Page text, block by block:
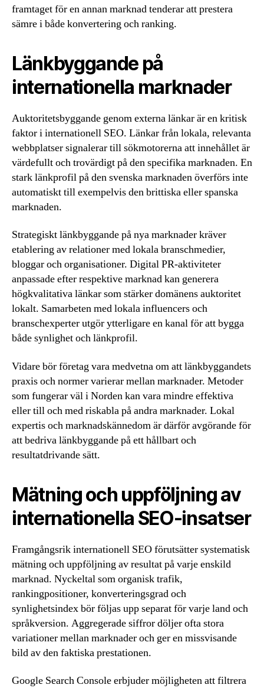
framtaget för en annan marknad tenderar att prestera
sämre i både konvertering och ranking.
Länkbyggande på
internationella marknader
Auktoritetsbyggande genom externa länkar är en kritisk
faktor i internationell SEO. Länkar från lokala, relevanta
webbplatser signalerar till sökmotorerna att innehållet är
värdefullt och trovärdigt på den specifika marknaden. En
stark länkprofil på den svenska marknaden överförs inte
automatiskt till exempelvis den brittiska eller spanska
marknaden.
Strategiskt länkbyggande på nya marknader kräver
etablering av relationer med lokala branschmedier,
bloggar och organisationer. Digital PR-aktiviteter
anpassade efter respektive marknad kan generera
högkvalitativa länkar som stärker domänens auktoritet
lokalt. Samarbeten med lokala influencers och
branschexperter utgör ytterligare en kanal för att bygga
både synlighet och länkprofil.
Vidare bör företag vara medvetna om att länkbyggandets
praxis och normer varierar mellan marknader. Metoder
som fungerar väl i Norden kan vara mindre effektiva
eller till och med riskabla på andra marknader. Lokal
expertis och marknadskännedom är därför avgörande för
att bedriva länkbyggande på ett hållbart och
resultatdrivande sätt.
Mätning och uppföljning av
internationella SEO-insatser
Framgångsrik internationell SEO förutsätter systematisk
mätning och uppföljning av resultat på varje enskild
marknad. Nyckeltal som organisk trafik,
rankingpositioner, konverteringsgrad och
synlighetsindex bör följas upp separat för varje land och
språkversion. Aggregerade siffror döljer ofta stora
variationer mellan marknader och ger en missvisande
bild av den faktiska prestationen.
Google Search Console erbjuder möjligheten att filtrera